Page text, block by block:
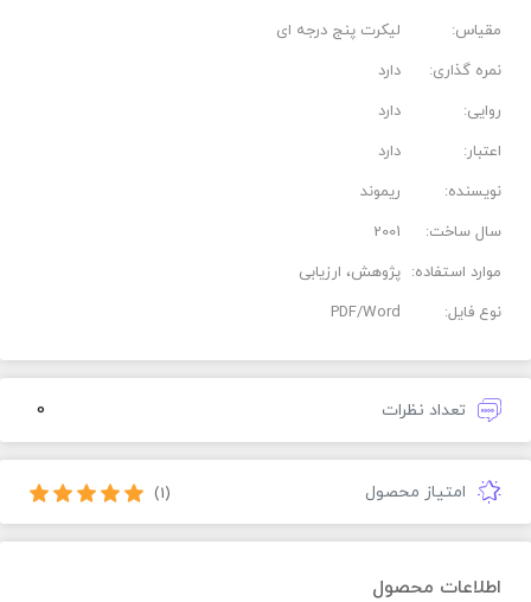
مقیاس:
لیکرت پنج درجه ای
نمره گذاری:
دارد
روایی:
دارد
اعتبار:
دارد
نویسنده:
ریموند
سال ساخت:
2001
موارد استفاده: پژوهش، ارزیابی
نوع فایل:
PDF/Word
تعداد نظرات 0
امتیاز محصول (1)
اطلاعات محصول